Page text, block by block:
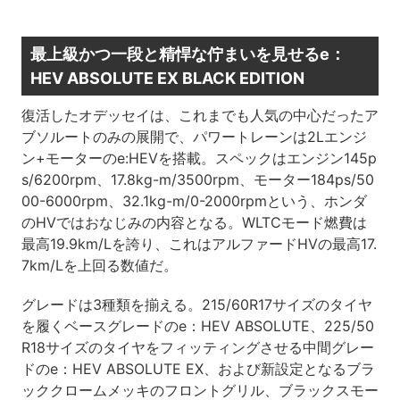
最上級かつ一段と精悍な佇まいを見せるe：
HEV ABSOLUTE EX BLACK EDITION
復活したオデッセイは、これまでも人気の中心だったア
ブソルートのみの展開で、パワートレーンは2Lエンジ
ン+モーターのe:HEVを搭載。スペックはエンジン145p
s/6200rpm、17.8kg-m/3500rpm、モーター184ps/50
00-6000rpm、32.1kg-m/0-2000rpmという、ホンダ
のHVではおなじみの内容となる。WLTCモード燃費は
最高19.9km/Lを誇り、これはアルファードHVの最高17.
7km/Lを上回る数値だ。
グレードは3種類を揃える。215/60R17サイズのタイヤ
を履くベースグレードのe：HEV ABSOLUTE、225/50
R18サイズのタイヤをフィッティングさせる中間グレー
ドのe：HEV ABSOLUTE EX、および新設定となるブラ
ッククロームメッキのフロントグリル、ブラックスモー